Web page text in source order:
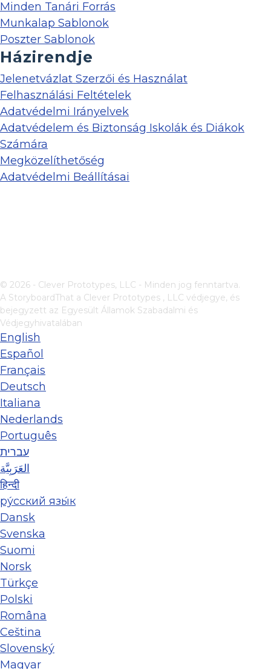
Minden Tanári Forrás
Munkalap Sablonok
Poszter Sablonok
Házirendje
Jelenetvázlat Szerzői és Használat
Felhasználási Feltételek
Adatvédelmi Irányelvek
Adatvédelem és Biztonság Iskolák és Diákok
Számára
Megközelíthetőség
Adatvédelmi Beállításai
© 2026 - Clever Prototypes, LLC - Minden jog fenntartva.
A StoryboardThat a Clever Prototypes , LLC védjegye, és
bejegyzett az Egyesült Államok Szabadalmi és
Védjegyhivatalában
English
Español
Français
Deutsch
Italiana
Nederlands
Português
עברית
العَرَبِيَّة
हिन्दी
ру́сский язы́к
Dansk
Svenska
Suomi
Norsk
Türkçe
Polski
Româna
Ceština
Slovenský
Magyar